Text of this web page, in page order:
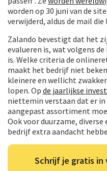
worden op 30 juni van de
verwijderd, aldus de mail
Zalando bevestigt dat het
evalueren is, wat volgens
is. Welke criteria de
maakt het bedrijf niet
kleinere en wellicht
lopen. Op de jaarlijkse
niettemin verstaan dat er
aangepast assortiment
Ook voor duurzame,
bedrijf extra aandacht
Schrijf je gratis in